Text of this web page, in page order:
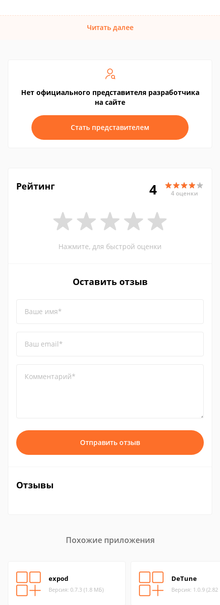
Читать далее
Нет официального представителя разработчика
на сайте
Стать представителем
Рейтинг 4 4 оценки
Нажмите, для быстрой оценки
Оставить отзыв
Ваше имя*
Ваш email*
Комментарий*
Отправить отзыв
Отзывы
Похожие приложения
expod
Версия: 0.7.3 (1.8 МБ)
DeTune
Версия: 1.0.9